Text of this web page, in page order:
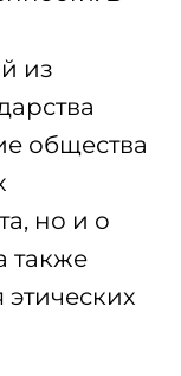
из
общества
но и о
также